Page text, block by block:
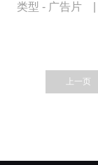
类型 - 广告片
上一页